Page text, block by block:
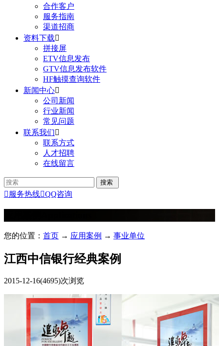
合作客户
服务指南
渠道招商
资料下载
拼接屏
ETV信息发布
GTV信息发布软件
HF触摸查询软件
新闻中心
公司新闻
行业新闻
常见问题
联系我们
联系方式
人才招聘
在线留言
 服务热线QQ咨询
您的位置： 首页 → 应用案例 → 事业单位
江西中信银行经典案例
2015-12-16(4695)次浏览